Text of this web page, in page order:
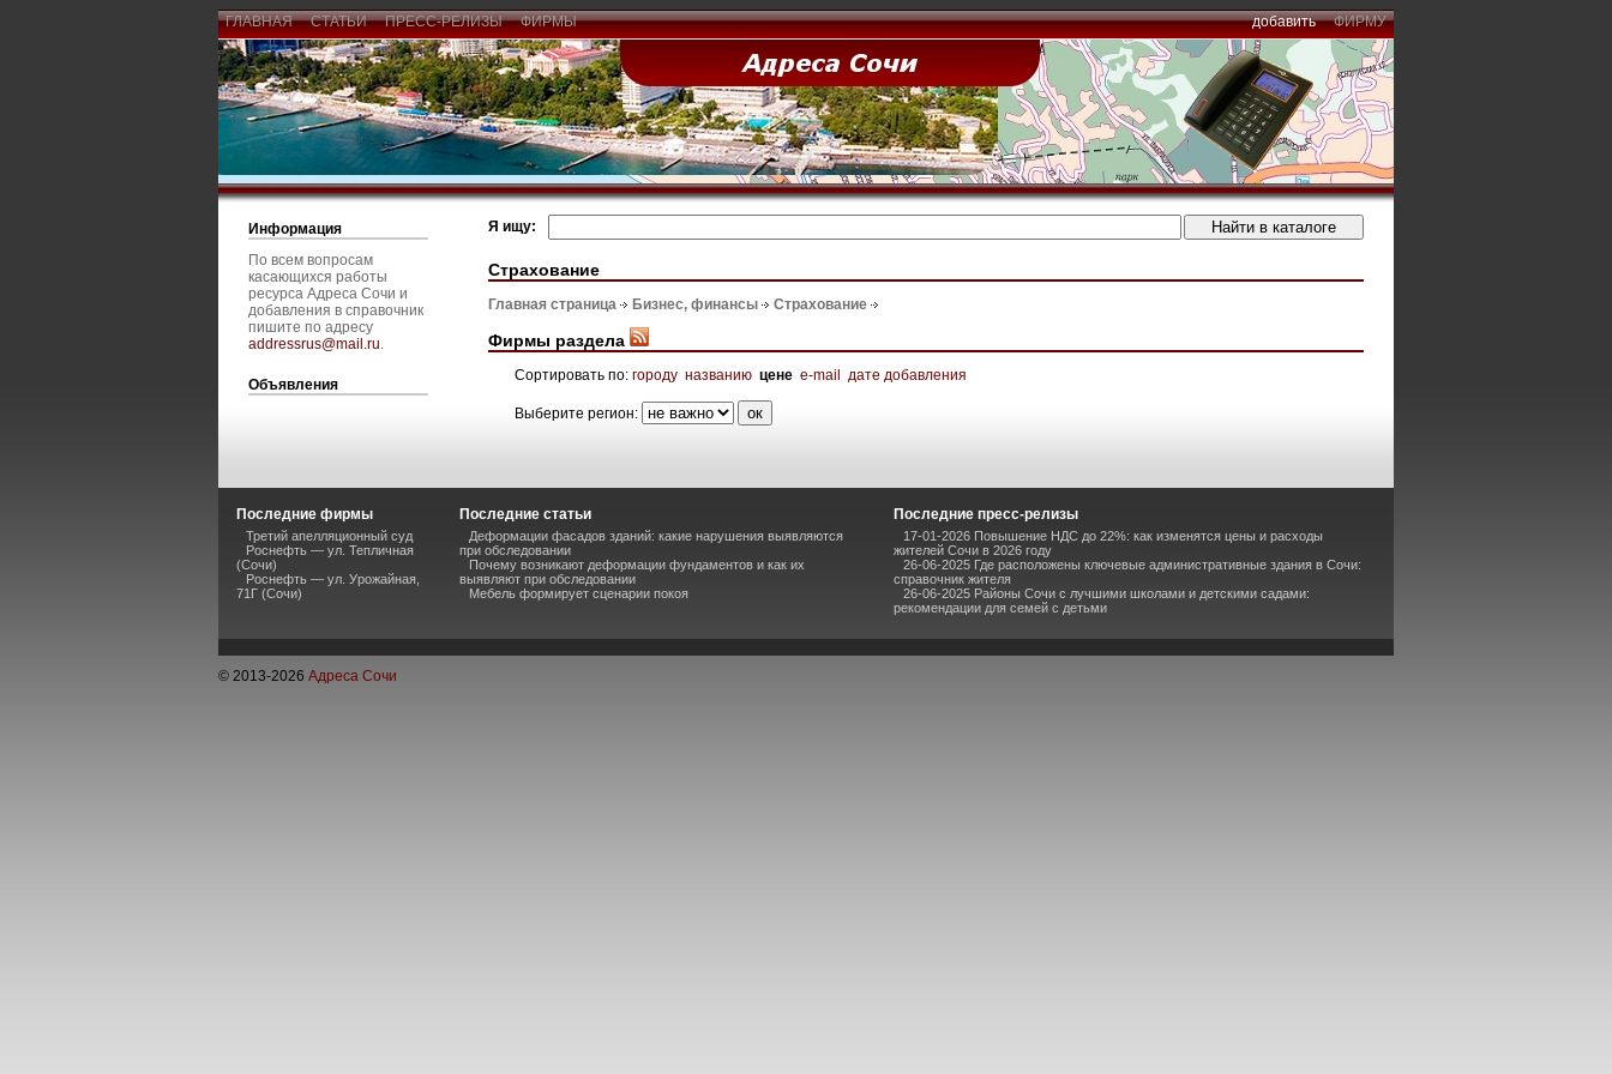
ГЛАВНАЯ СТАТЬИ ПРЕСС-РЕЛИЗЫ ФИРМЫ добавить ФИРМУ
Информация
По всем вопросам
касающихся работы
ресурса Адреса Сочи и
добавления в справочник
пишите по адресу
addressrus@mail.ru.
Объявления
Я ищу:
Страхование
Главная страница Бизнес, финансы Страхование
Фирмы раздела
Сортировать по: городу названию цене e-mail дате добавления
Выберите регион:
Последние фирмы
Третий апелляционный суд
Роснефть — ул. Тепличная
(Сочи)
Роснефть — ул. Урожайная,
71Г (Сочи)
Последние статьи
Деформации фасадов зданий: какие нарушения выявляются
при обследовании
Почему возникают деформации фундаментов и как их
выявляют при обследовании
Мебель формирует сценарии покоя
Последние пресс-релизы
17-01-2026 Повышение НДС до 22%: как изменятся цены и расходы
жителей Сочи в 2026 году
26-06-2025 Где расположены ключевые административные здания в Сочи:
справочник жителя
26-06-2025 Районы Сочи с лучшими школами и детскими садами:
рекомендации для семей с детьми
© 2013-2026 Адреса Сочи